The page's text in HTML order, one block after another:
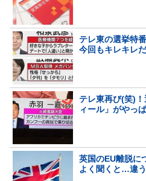
テレ東の選挙特
今回もキレキレ
テレ東再び(笑)
ィール」がやっ
英国のEU離脱に
よく聞くと…違